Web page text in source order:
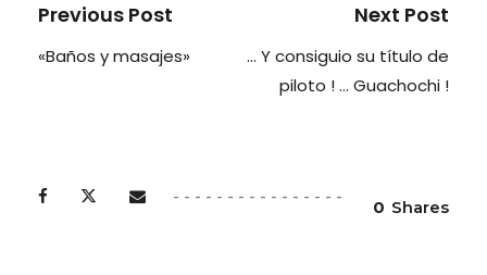
Previous Post
«Baños y masajes»
Next Post
… Y consiguio su título de
piloto ! … Guachochi !
0 Shares